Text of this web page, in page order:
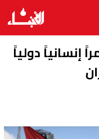
إنسانياً دولياً